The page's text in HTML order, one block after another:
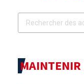
MAINTENIR